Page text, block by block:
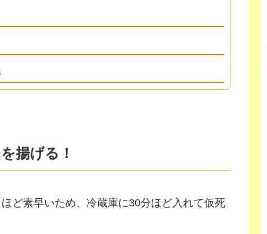
揚げる！
ど素早いため、冷蔵庫に30分ほど入れて仮死